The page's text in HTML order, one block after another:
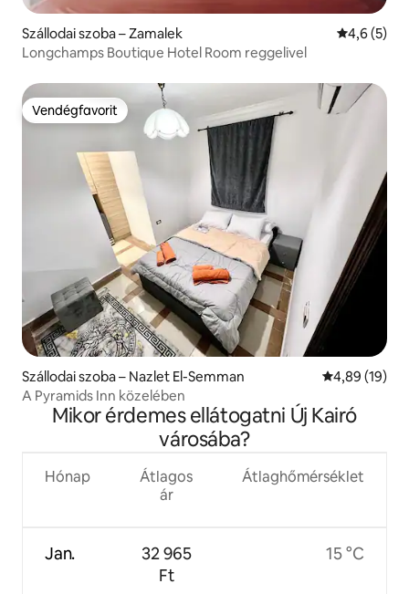
Szállodai szoba – Zamalek Átlagos
4,6 (5)
Longchamps Boutique Hotel Room reggelivel
Vendégfavorit
Vendégfavorit
Szállodai szoba – Nazlet El-Semman Átlagos
4,89 (19)
A Pyramids Inn közelében
Mikor érdemes ellátogatni Új Kairó
városába?
Hónap
Jan.
Átlagos
ár
32 965
Ft
Átlaghőmérséklet
15 °C